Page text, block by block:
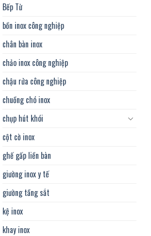
Bếp Từ
bồn inox công nghiệp
chân bàn inox
chảo inox công nghiệp
chậu rửa công nghiệp
chuồng chó inox
chụp hút khói
cột cờ inox
ghế gấp liền bàn
giường inox y tế
giường tầng sắt
kệ inox
khay inox